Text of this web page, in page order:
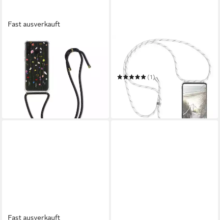
Fast ausverkauft
KWMOBILE
Etui Hülle für Huawei P30
13,99 €
in 4-5 Werktagen bei dir
EAZY CASE
Handykette Hülle mit Kette
für Huawei P30
(1)
17,54 € 26,99 €
-35%
in 2-3 Werktagen bei dir
Fast ausverkauft